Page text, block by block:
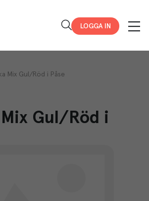
LOGGA IN
Mix Gul/Röd i Påse
Gul/Röd i